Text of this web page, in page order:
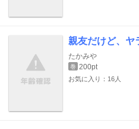
親友だけど、ヤ
たかみや
巻 200pt
お気に入り：16人